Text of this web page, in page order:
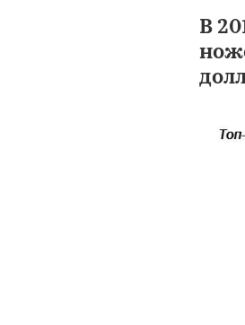
В